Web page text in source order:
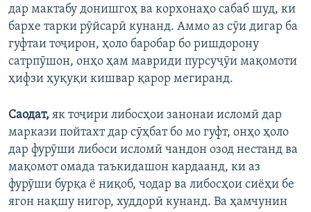
дар мактабу донишгоҳ ва корхонаҳо сабаб шуд, ки
бархе тарки рӯйсарӣ кунанд. Аммо аз сӯи дигар ба
гуфтаи тоҷирон, ҳоло баробар бо ришдорону
сатрпӯшон, онҳо ҳам мавриди пурсуҷӯи мақомоти
ҳифзи ҳуқуқи кишвар қарор мегиранд.
Саодат, як тоҷири либосҳои занонаи исломӣ дар
маркази пойтахт дар сӯҳбат бо мо гуфт, онҳо ҳоло
дар фурӯши либоси исломӣ чандон озод нестанд ва
мақомот омада таъкидашон кардаанд, ки аз
фурӯши бурқа ё ниқоб, чодар ва либосҳои сиёҳи бе
ягон нақшу нигор, худдорӣ кунанд. Ва ҳамчунин